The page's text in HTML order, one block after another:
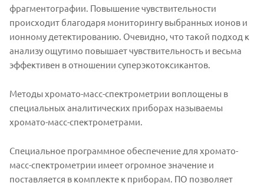
фрагментографии. Повышение чувствительности
происходит благодаря мониторингу выбранных ионов и
ионному детектированию. Очевидно, что такой подход к
анализу ощутимо повышает чувствительность и весьма
эффективен в отношении суперэкотоксикантов.
Методы хромато-масс-спектрометрии воплощены в
специальных аналитических приборах называемы
хромато-масс-спектрометрами.
Специальное программное обеспечение для хромато-
масс-спектрометрии имеет огромное значение и
поставляется в комплекте к приборам. ПО позволяет